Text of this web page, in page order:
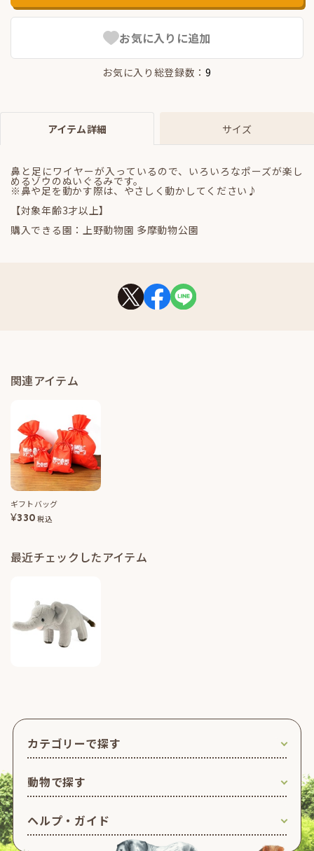
お気に入りに追加
お気に入り総登録数：9
アイテム詳細 サイズ
鼻と足にワイヤーが入っているので、いろいろなポーズが楽し
めるゾウのぬいぐるみです。
※鼻や足を動かす際は、やさしく動かしてください♪
【対象年齢3才以上】
購入できる園：上野動物園 多摩動物公園
関連アイテム
ギフトバッグ
¥330 税込
最近チェックしたアイテム
カテゴリーで探す
動物で探す
ヘルプ・ガイド